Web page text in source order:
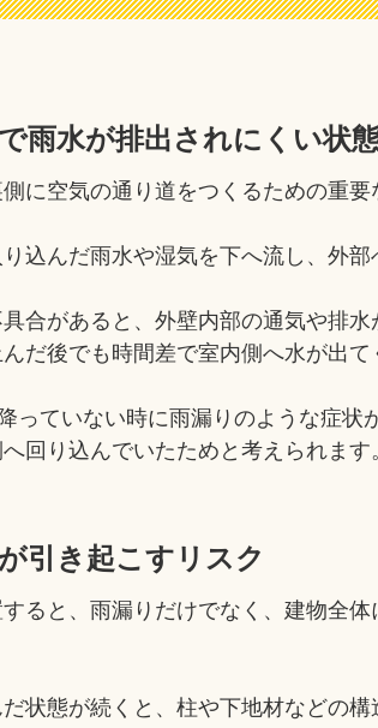
雨水が排出されにくい状
に空気の通り道をつくるための重要
込んだ雨水や湿気を下へ流し、外部
合があると、外壁内部の通気や排
だ後でも時間差で室内側へ水が出て
っていない時に雨漏りのような症状
回り込んでいたためと考えられます
引き起こすリスク
ると、雨漏りだけでなく、建物全
状態が続くと、柱や下地材などの